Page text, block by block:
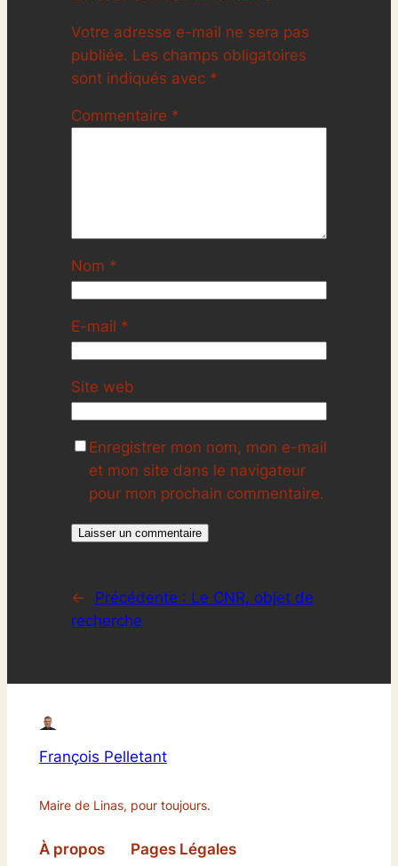
Votre adresse e-mail ne sera pas
publiée. Les champs obligatoires
sont indiqués avec *
Commentaire *
Nom *
E-mail *
Site web
Enregistrer mon nom, mon e-mail
et mon site dans le navigateur
pour mon prochain commentaire.
← Précédente : Le CNR, objet de
recherche
François Pelletant
Maire de Linas, pour toujours.
À propos Pages Légales